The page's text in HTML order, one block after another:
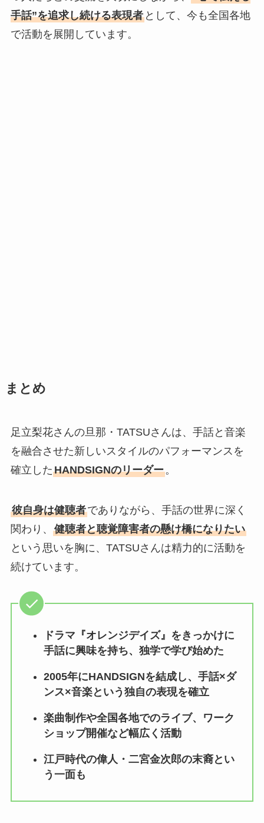
手話”を追求し続ける表現者として、今も全国各地
で活動を展開しています。
まとめ
足立梨花さんの旦那・TATSUさんは、手話と音楽
を融合させた新しいスタイルのパフォーマンスを
確立したHANDSIGNのリーダー。
彼自身は健聴者でありながら、手話の世界に深く
関わり、 健聴者と聴覚障害者の懸け橋になりたい
という思いを胸に、TATSUさんは精力的に活動を
続けています。
ドラマ『オレンジデイズ』をきっかけに
手話に興味を持ち、独学で学び始めた
2005年にHANDSIGNを結成し、手話×ダ
ンス×音楽という独自の表現を確立
楽曲制作や全国各地でのライブ、ワーク
ショップ開催など幅広く活動
江戸時代の偉人・二宮金次郎の末裔とい
う一面も